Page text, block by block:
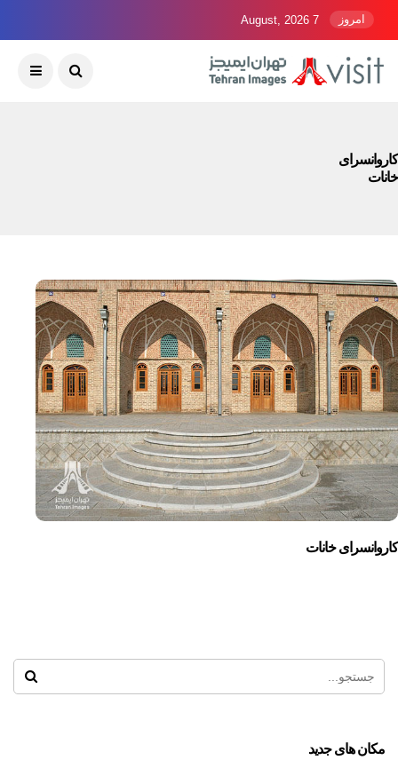
امروز 7 August, 2026
کاروانسرای
خانات
کاروانسرای خانات
مکان های جدید